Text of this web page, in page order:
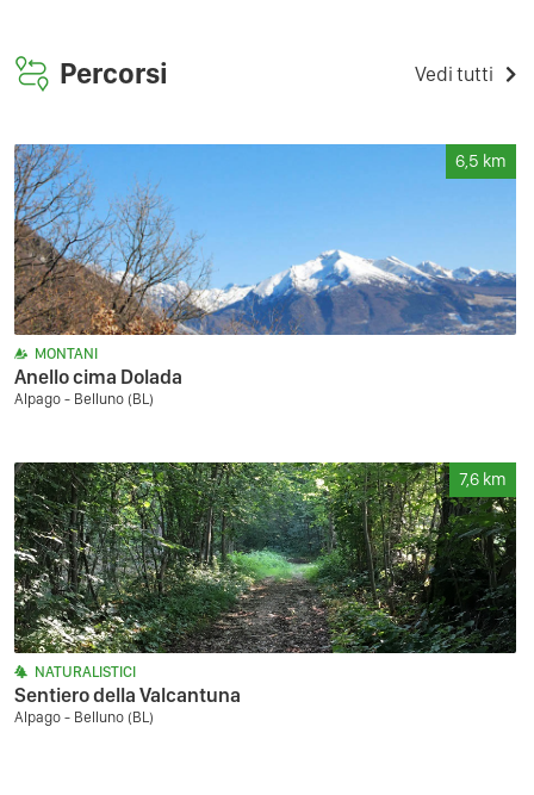
Percorsi Vedi tutti
6,5 km
MONTANI
Anello cima Dolada
Alpago - Belluno (BL)
7,6 km
NATURALISTICI
Sentiero della Valcantuna
Alpago - Belluno (BL)